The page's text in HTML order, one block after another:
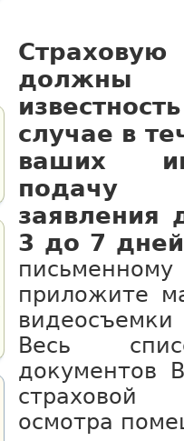
должны
случае в
ваших
подачу
заявления
3 до 7
приложите
Весь
документов
осмотра